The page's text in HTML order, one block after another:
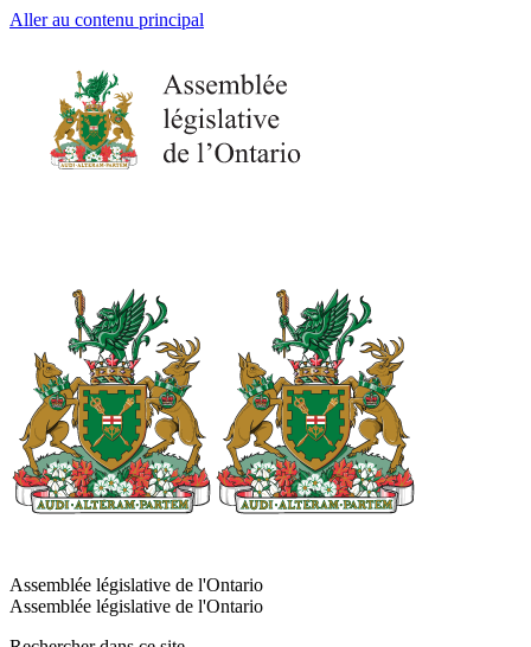
Aller au contenu principal
Assemblée législative de l'Ontario
Assemblée législative de l'Ontario